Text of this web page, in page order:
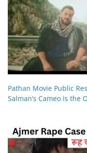
Pathan Movie Public
Salman’s Cameo is the